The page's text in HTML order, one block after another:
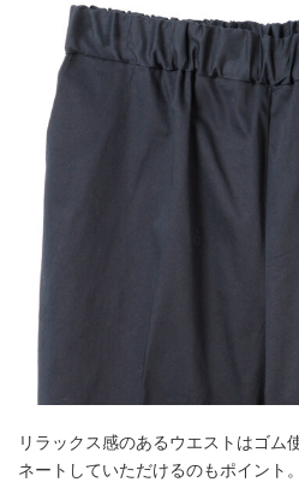
リラックス感のあるウエストはゴム
ネートしていただけるのもポイント。